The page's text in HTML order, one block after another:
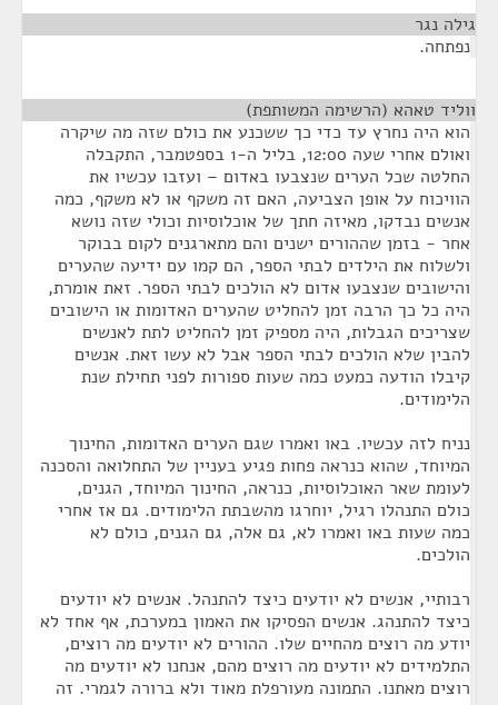
גילה נגר
נפתחה.
ווליד טאהא (הרשימה המשותפת)
הוא היה נחרץ עד כדי כך ששכנע את כולם שזה מה שיקרה
ואולם אחרי שעה 12:00, בליל ה-1 בספטמבר, התקבלה
החלטה שכל הערים שנצבעו באדום – ועזבו עכשיו את
הוויכוח על אופן הצביעה, האם זה משקף או לא משקף, כמה
אנשים נבדקו, מאיזה חתך של אוכלוסיות וכולי שזה נושא
אחר - בזמן שההורים ישנים והם מתארגנים לקום בבוקר
ולשלוח את הילדים לבתי הספר, הם קמו עם ידיעה שהערים
והישובים שנצבעו אדום לא הולכים לבתי הספר. זאת אומרת,
היה כל כך הרבה זמן להחליט שהערים האדומות או הישובים
שצריכים הגבלות, היה מספיק זמן להחליט לתת לאנשים
להבין שלא הולכים לבתי הספר אבל לא עשו זאת. אנשים
קיבלו הודעה כמעט כמה שעות ספורות לפני תחילת שנת
הלימודים.
נניח לזה עכשיו. באו ואמרו שגם הערים האדומות, החינוך
המיוחד, שהוא כנראה פחות פגיע בעניין של התחלואה והסכנה
לעומת שאר האוכלוסיות, כנראה, החינוך המיוחד, הגנים,
כולם התנהלו רגיל, יוחרגו מהשבתת הלימודים. גם אז אחרי
כמה שעות באו ואמרו לא, גם אלה, גם הגנים, כולם לא
הולכים.
רבותיי, אנשים לא יודעים כיצד להתנהל. אנשים לא יודעים
כיצד להתנהג. אנשים הפסיקו את האמון במערכת, אף אחד לא
יודע מה רוצים מהחיים שלו. ההורים לא יודעים מה רוצים,
התלמידים לא יודעים מה רוצים מהם, אנחנו לא יודעים מה
רוצים מאתנו. התמונה מעורפלת מאוד ולא ברורה לגמרי. זה